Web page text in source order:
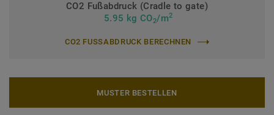
CO2 Fußabdruck (Cradle to gate)
5.95 kg CO2/m2
CO2 FUSSABDRUCK BERECHNEN
MUSTER BESTELLEN